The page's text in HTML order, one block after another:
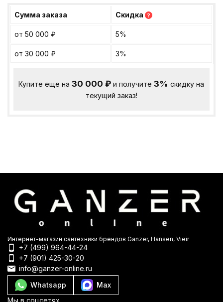
Сумма заказа Скидка ?
от 50 000 ₽ 5%
от 30 000 ₽ 3%
Купите еще на30 000₽ и получите3% скидку на
текущий заказ!
Интернет-магазин сантехники брендов Ganzer, Hansen, Vieir
+7 (499) 964-44-24
+7 (901) 425-30-20
info@ganzer-online.ru
Whatsapp
Max
Мы в соцсетях